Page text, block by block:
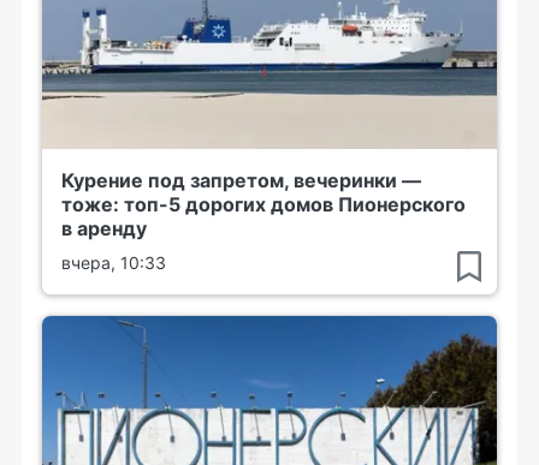
Курение под запретом, вечеринки —
тоже: топ-5 дорогих домов Пионерского
в аренду
вчера, 10:33